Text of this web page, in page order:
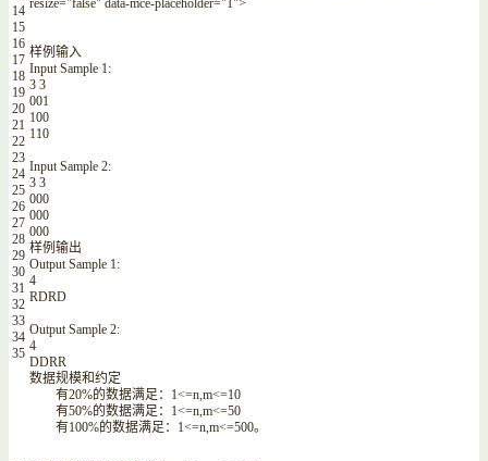
14
15
16
17
18
19
20
21
22
23
24
25
26
27
28
29
30
31
32
33
34
35
resize="false" data-mce-placeholder="1">
样例输入
InputSample 1:
3 3
001
100
110
InputSample 2:
3 3
000
000
000
样例输出
OutputSample 1:
4
RDRD
OutputSample 2:
4
DDRR
数据规模和约定
有20%的数据满足： 1<=n,m<=10
有50%的数据满足： 1<=n,m<=50
有100%的数据满足： 1<=n,m<=500。